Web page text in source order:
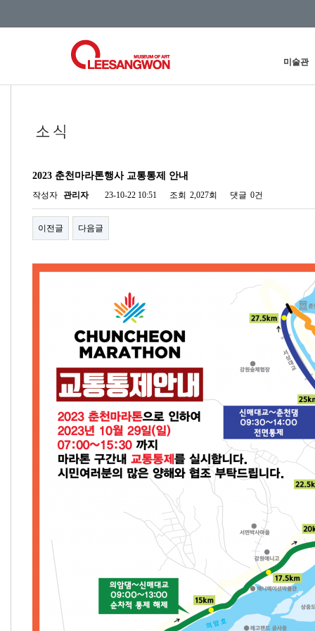
미술관
2023 춘천마라톤행사 교통통제 안내
작성자 관리자 23-10-22 10:51 조회 2,027회 댓글 0건
이전글 다음글